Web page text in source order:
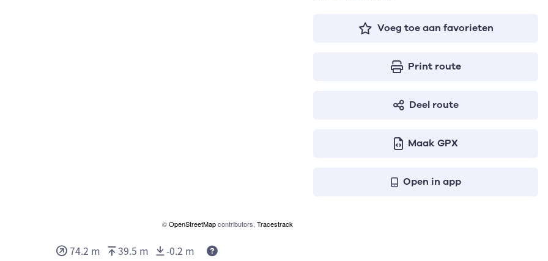
©OpenStreetMapcontributors, Tracestrack
Voeg toe aan favorieten
Print route
Deel route
Maak GPX
Open in app
74.2 m 39.5 m -0.2 m